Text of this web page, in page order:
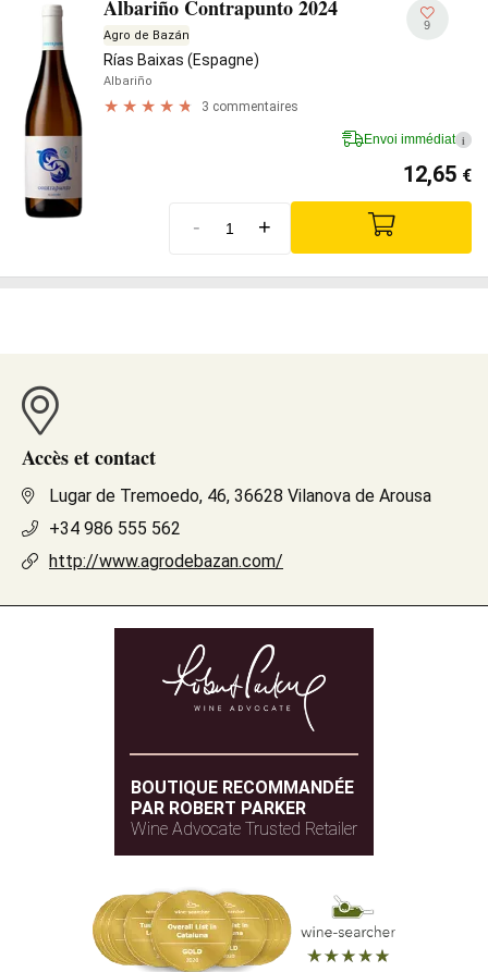
Albariño Contrapunto 2024
Agro de Bazán
Rías Baixas (Espagne)
Albariño
3 commentaires
9
Envoi immédiat i
12,65 €
- +
Accès et contact
Lugar de Tremoedo, 46, 36628 Vilanova de Arousa
+34 986 555 562
http://www.agrodebazan.com/
BOUTIQUE RECOMMANDÉE
PAR ROBERT PARKER
Wine Advocate Trusted Retailer